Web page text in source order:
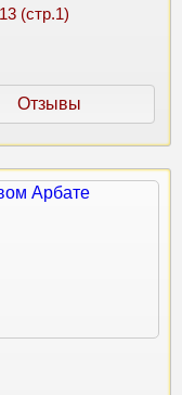
(стр.1)
Отзывы